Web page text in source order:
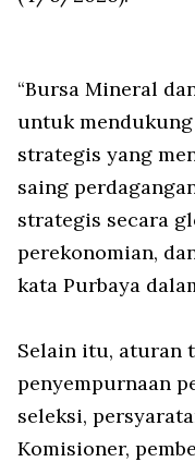
“Bursa Mineral
untuk
strategis yang
saing
strategis secara
perekonomian,
kata Purbaya
Selain itu, aturan
penyempurnaan
seleksi,
Komisioner,